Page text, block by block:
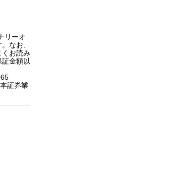
リーオ
なお、
くお読み
金額以
証券業